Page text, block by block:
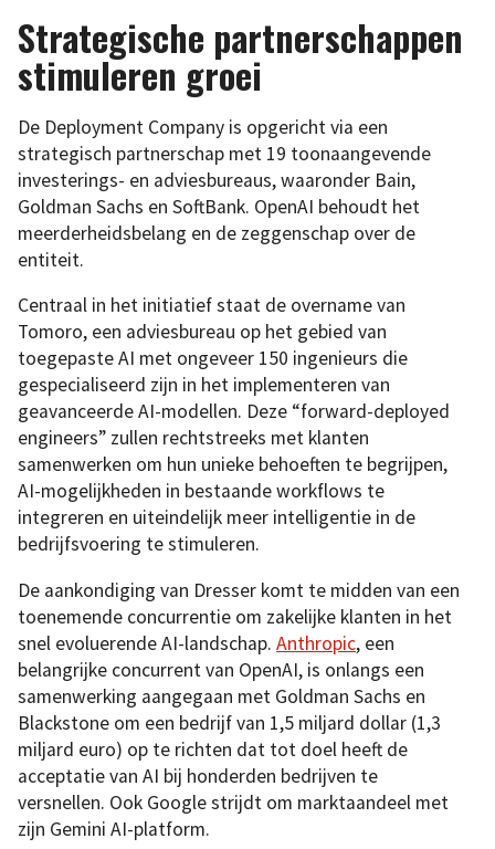
Strategische partnerschappen
stimuleren groei
De Deployment Company is opgericht via een
strategisch partnerschap met 19 toonaangevende
investerings- en adviesbureaus, waaronder Bain,
Goldman Sachs en SoftBank. OpenAI behoudt het
meerderheidsbelang en de zeggenschap over de
entiteit.
Centraal in het initiatief staat de overname van
Tomoro, een adviesbureau op het gebied van
toegepaste AI met ongeveer 150 ingenieurs die
gespecialiseerd zijn in het implementeren van
geavanceerde AI-modellen. Deze “forward-deployed
engineers” zullen rechtstreeks met klanten
samenwerken om hun unieke behoeften te begrijpen,
AI-mogelijkheden in bestaande workflows te
integreren en uiteindelijk meer intelligentie in de
bedrijfsvoering te stimuleren.
De aankondiging van Dresser komt te midden van een
toenemende concurrentie om zakelijke klanten in het
snel evoluerende AI-landschap. Anthropic, een
belangrijke concurrent van OpenAI, is onlangs een
samenwerking aangegaan met Goldman Sachs en
Blackstone om een bedrijf van 1,5 miljard dollar (1,3
miljard euro) op te richten dat tot doel heeft de
acceptatie van AI bij honderden bedrijven te
versnellen. Ook Google strijdt om marktaandeel met
zijn Gemini AI-platform.